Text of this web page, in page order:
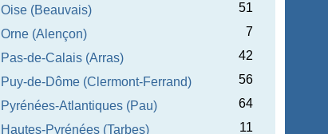
Oise (Beauvais)
51
Orne (Alençon)
7
Pas-de-Calais (Arras)
42
Puy-de-Dôme (Clermont-Ferrand)
56
Pyrénées-Atlantiques (Pau)
64
Hautes-Pyrénées (Tarbes)
11